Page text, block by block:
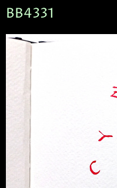
BB4331